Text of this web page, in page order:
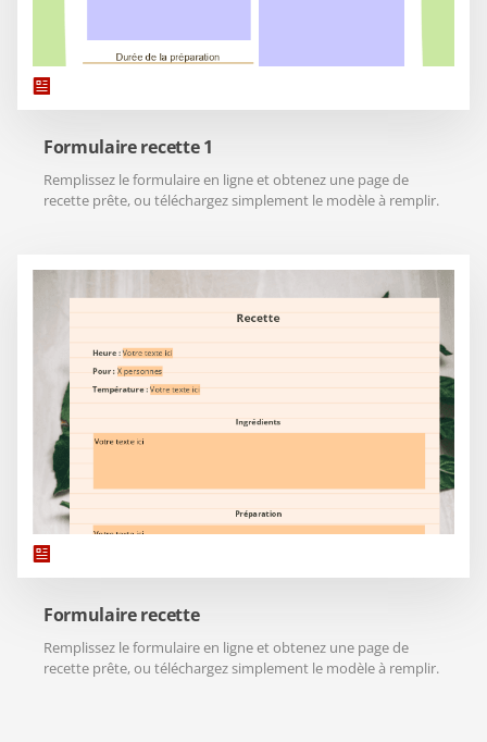
Formulaire recette 1
Remplissez le formulaire en ligne et obtenez une page de
recette prête, ou téléchargez simplement le modèle à remplir.
Formulaire recette
Remplissez le formulaire en ligne et obtenez une page de
recette prête, ou téléchargez simplement le modèle à remplir.